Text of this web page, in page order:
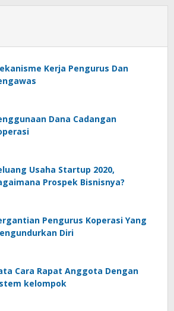
Kerja Pengurus Dan
Dana Cadangan
Usaha Startup 2020,
Prospek Bisnisnya?
Pengurus Koperasi Yang
Diri
Cara Rapat Anggota Dengan
kelompok